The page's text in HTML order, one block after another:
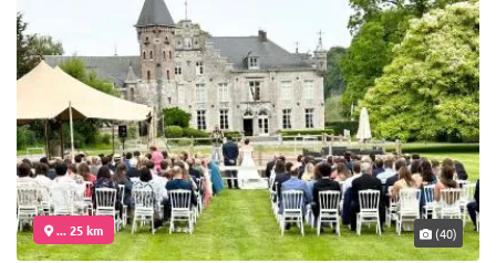
... 25 km (40)